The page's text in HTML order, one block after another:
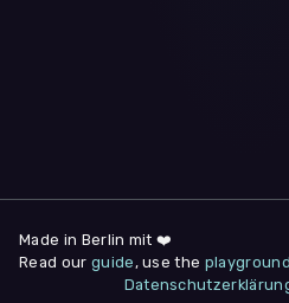
deine Zustimmung jederzeit unter
am Seitenende widerrufen.
Made in Berlin mit ❤️
Read our guide , use the playground